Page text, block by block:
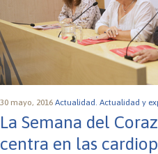
30 mayo, 2016 Actualidad. Actualidad y
La Semana del
centra en las